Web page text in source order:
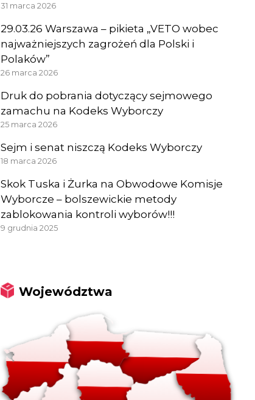
31 marca 2026
29.03.26 Warszawa – pikieta „VETO wobec
najważniejszych zagrożeń dla Polski i
Polaków”
26 marca 2026
Druk do pobrania dotyczący sejmowego
zamachu na Kodeks Wyborczy
25 marca 2026
Sejm i senat niszczą Kodeks Wyborczy
18 marca 2026
Skok Tuska i Żurka na Obwodowe Komisje
Wyborcze – bolszewickie metody
zablokowania kontroli wyborów!!!
9 grudnia 2025
Województwa